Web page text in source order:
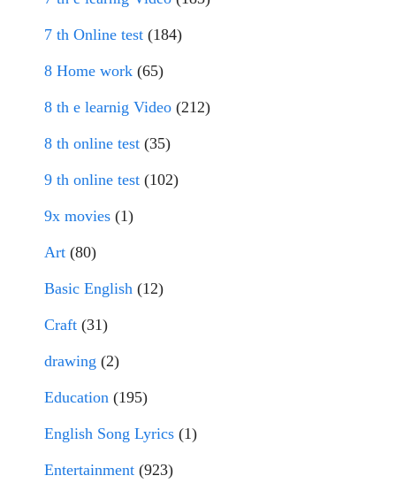
7 th Online test (184)
8 Home work (65)
8 th e learnig Video (212)
8 th online test (35)
9 th online test (102)
9x movies (1)
Art (80)
Basic English (12)
Craft (31)
drawing (2)
Education (195)
English Song Lyrics (1)
Entertainment (923)